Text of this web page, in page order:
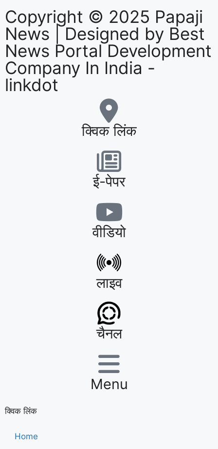
Copyright © 2025 Papaji
News | Designed by Best
News Portal Development
Company In India -
linkdot
क्विक लिंक
ई-पेपर
वीडियो
लाइव
चैनल
Menu
क्विक लिंक
Home